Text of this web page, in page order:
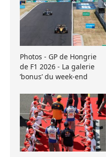
Photos - GP de Hongrie
de F1 2026 - La galerie
’bonus’ du week-end